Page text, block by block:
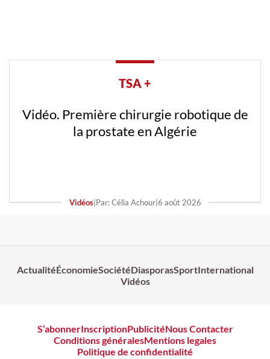
TSA +
Vidéo. Première chirurgie robotique de
la prostate en Algérie
Vidéos|Par: Célia Achour|6 août 2026
ActualitéÉconomieSociétéDiasporasSportInternational
Vidéos
S’abonnerInscriptionPublicitéNous Contacter
Conditions généralesMentions legales
Politique de confidentialité